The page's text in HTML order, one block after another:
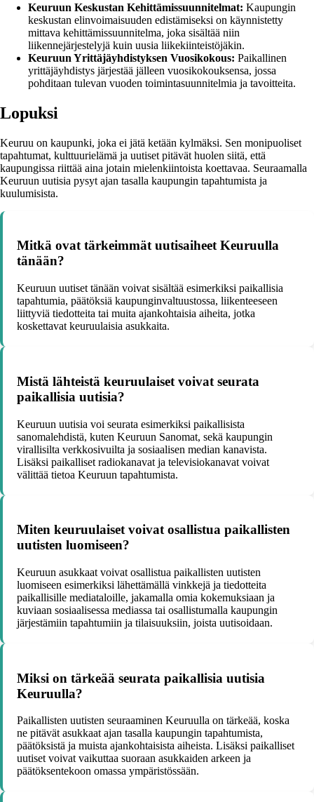
Keuruun Keskustan Kehittämissuunnitelmat: Kaupungin
keskustan elinvoimaisuuden edistämiseksi on käynnistetty
mittava kehittämissuunnitelma, joka sisältää niin
liikennejärjestelyjä kuin uusia liikekiinteistöjäkin.
Keuruun Yrittäjäyhdistyksen Vuosikokous: Paikallinen
yrittäjäyhdistys järjestää jälleen vuosikokouksensa, jossa
pohditaan tulevan vuoden toimintasuunnitelmia ja tavoitteita.
Lopuksi
Keuruu on kaupunki, joka ei jätä ketään kylmäksi. Sen monipuoliset
tapahtumat, kulttuurielämä ja uutiset pitävät huolen siitä, että
kaupungissa riittää aina jotain mielenkiintoista koettavaa. Seuraamalla
Keuruun uutisia pysyt ajan tasalla kaupungin tapahtumista ja
kuulumisista.
Mitkä ovat tärkeimmät uutisaiheet Keuruulla
tänään?
Keuruun uutiset tänään voivat sisältää esimerkiksi paikallisia
tapahtumia, päätöksiä kaupunginvaltuustossa, liikenteeseen
liittyviä tiedotteita tai muita ajankohtaisia aiheita, jotka
koskettavat keuruulaisia asukkaita.
Mistä lähteistä keuruulaiset voivat seurata
paikallisia uutisia?
Keuruun uutisia voi seurata esimerkiksi paikallisista
sanomalehdistä, kuten Keuruun Sanomat, sekä kaupungin
virallisilta verkkosivuilta ja sosiaalisen median kanavista.
Lisäksi paikalliset radiokanavat ja televisiokanavat voivat
välittää tietoa Keuruun tapahtumista.
Miten keuruulaiset voivat osallistua paikallisten
uutisten luomiseen?
Keuruun asukkaat voivat osallistua paikallisten uutisten
luomiseen esimerkiksi lähettämällä vinkkejä ja tiedotteita
paikallisille mediataloille, jakamalla omia kokemuksiaan ja
kuviaan sosiaalisessa mediassa tai osallistumalla kaupungin
järjestämiin tapahtumiin ja tilaisuuksiin, joista uutisoidaan.
Miksi on tärkeää seurata paikallisia uutisia
Keuruulla?
Paikallisten uutisten seuraaminen Keuruulla on tärkeää, koska
ne pitävät asukkaat ajan tasalla kaupungin tapahtumista,
päätöksistä ja muista ajankohtaisista aiheista. Lisäksi paikalliset
uutiset voivat vaikuttaa suoraan asukkaiden arkeen ja
päätöksentekoon omassa ympäristössään.